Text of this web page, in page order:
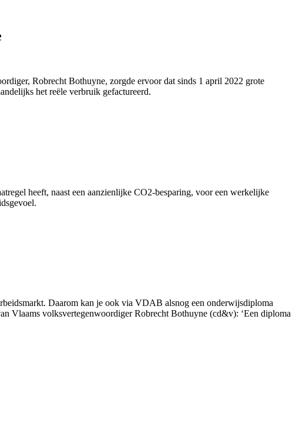
Robrecht Bothuyne, zorgde ervoor dat sinds 1 april 2022 grote
het reële verbruik gefactureerd.
heeft, naast een aanzienlijke CO2-besparing, voor een werkelijke
Daarom kan je ook via VDAB alsnog een onderwijsdiploma
Vlaams volksvertegenwoordiger Robrecht Bothuyne (cd&v): ‘Een diploma